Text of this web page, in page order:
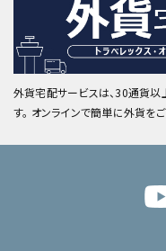
外貨宅配サービスは、30通貨
す。 オンラインで簡単に外貨を